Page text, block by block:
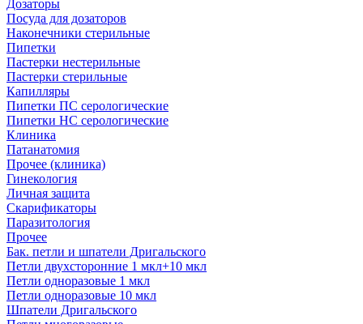
Дозаторы
Посуда для дозаторов
Наконечники стерильные
Пипетки
Пастерки нестерильные
Пастерки стерильные
Капилляры
Пипетки ПС серологические
Пипетки НС серологические
Клиника
Патанатомия
Прочее (клиника)
Гинекология
Личная защита
Скарификаторы
Паразитология
Прочее
Бак. петли и шпатели Дригальского
Петли двухсторонние 1 мкл+10 мкл
Петли одноразовые 1 мкл
Петли одноразовые 10 мкл
Шпатели Дригальского